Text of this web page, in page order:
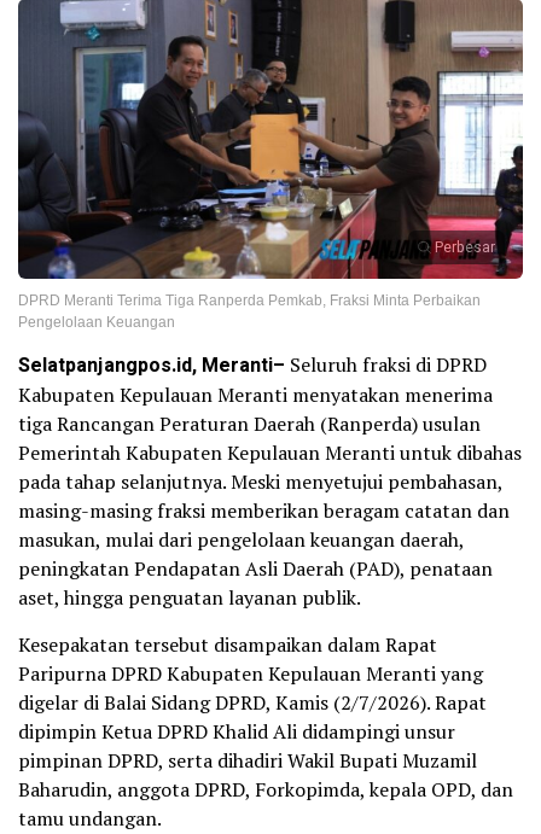
Perbesar
DPRD Meranti Terima Tiga Ranperda Pemkab, Fraksi Minta Perbaikan
Pengelolaan Keuangan
Selatpanjangpos.id, Meranti– Seluruh fraksi di DPRD
Kabupaten Kepulauan Meranti menyatakan menerima
tiga Rancangan Peraturan Daerah (Ranperda) usulan
Pemerintah Kabupaten Kepulauan Meranti untuk dibahas
pada tahap selanjutnya. Meski menyetujui pembahasan,
masing-masing fraksi memberikan beragam catatan dan
masukan, mulai dari pengelolaan keuangan daerah,
peningkatan Pendapatan Asli Daerah (PAD), penataan
aset, hingga penguatan layanan publik.
Kesepakatan tersebut disampaikan dalam Rapat
Paripurna DPRD Kabupaten Kepulauan Meranti yang
digelar di Balai Sidang DPRD, Kamis (2/7/2026). Rapat
dipimpin Ketua DPRD Khalid Ali didampingi unsur
pimpinan DPRD, serta dihadiri Wakil Bupati Muzamil
Baharudin, anggota DPRD, Forkopimda, kepala OPD, dan
tamu undangan.